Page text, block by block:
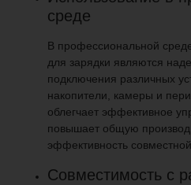
среде
В профессиональной
для зарядки являются
подключения различных
накопители, камеры и
облегчает эффективное
повышает общую
эффективность
Совместимость с